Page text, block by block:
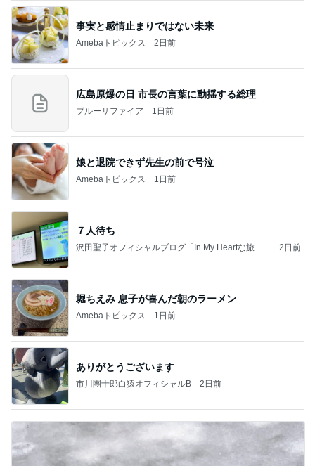
事実と感情止まりではない未来
Amebaトピックス 2日前
広島原爆の日 市長の言葉に動揺する総理
ブルーサファイア 1日前
娘と退院できず先生の前で号泣
Amebaトピックス 1日前
７人待ち
沢田聖子オフィシャルブログ「In My Heartな旅日
2日前
堀ちえみ 息子が喜んだ朝のラーメン
Amebaトピックス 1日前
ありがとうございます
市川團十郎白猿オフィシャルB 2日前